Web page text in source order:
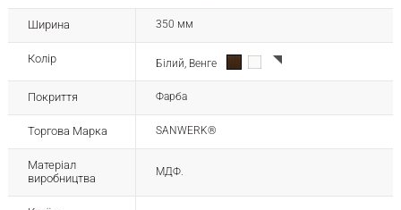
Ширина 350 мм
Колір Білий, Венге
Покриття Фарба
Торгова Марка SANWERK®
Матеріал
виробництва
МДФ.